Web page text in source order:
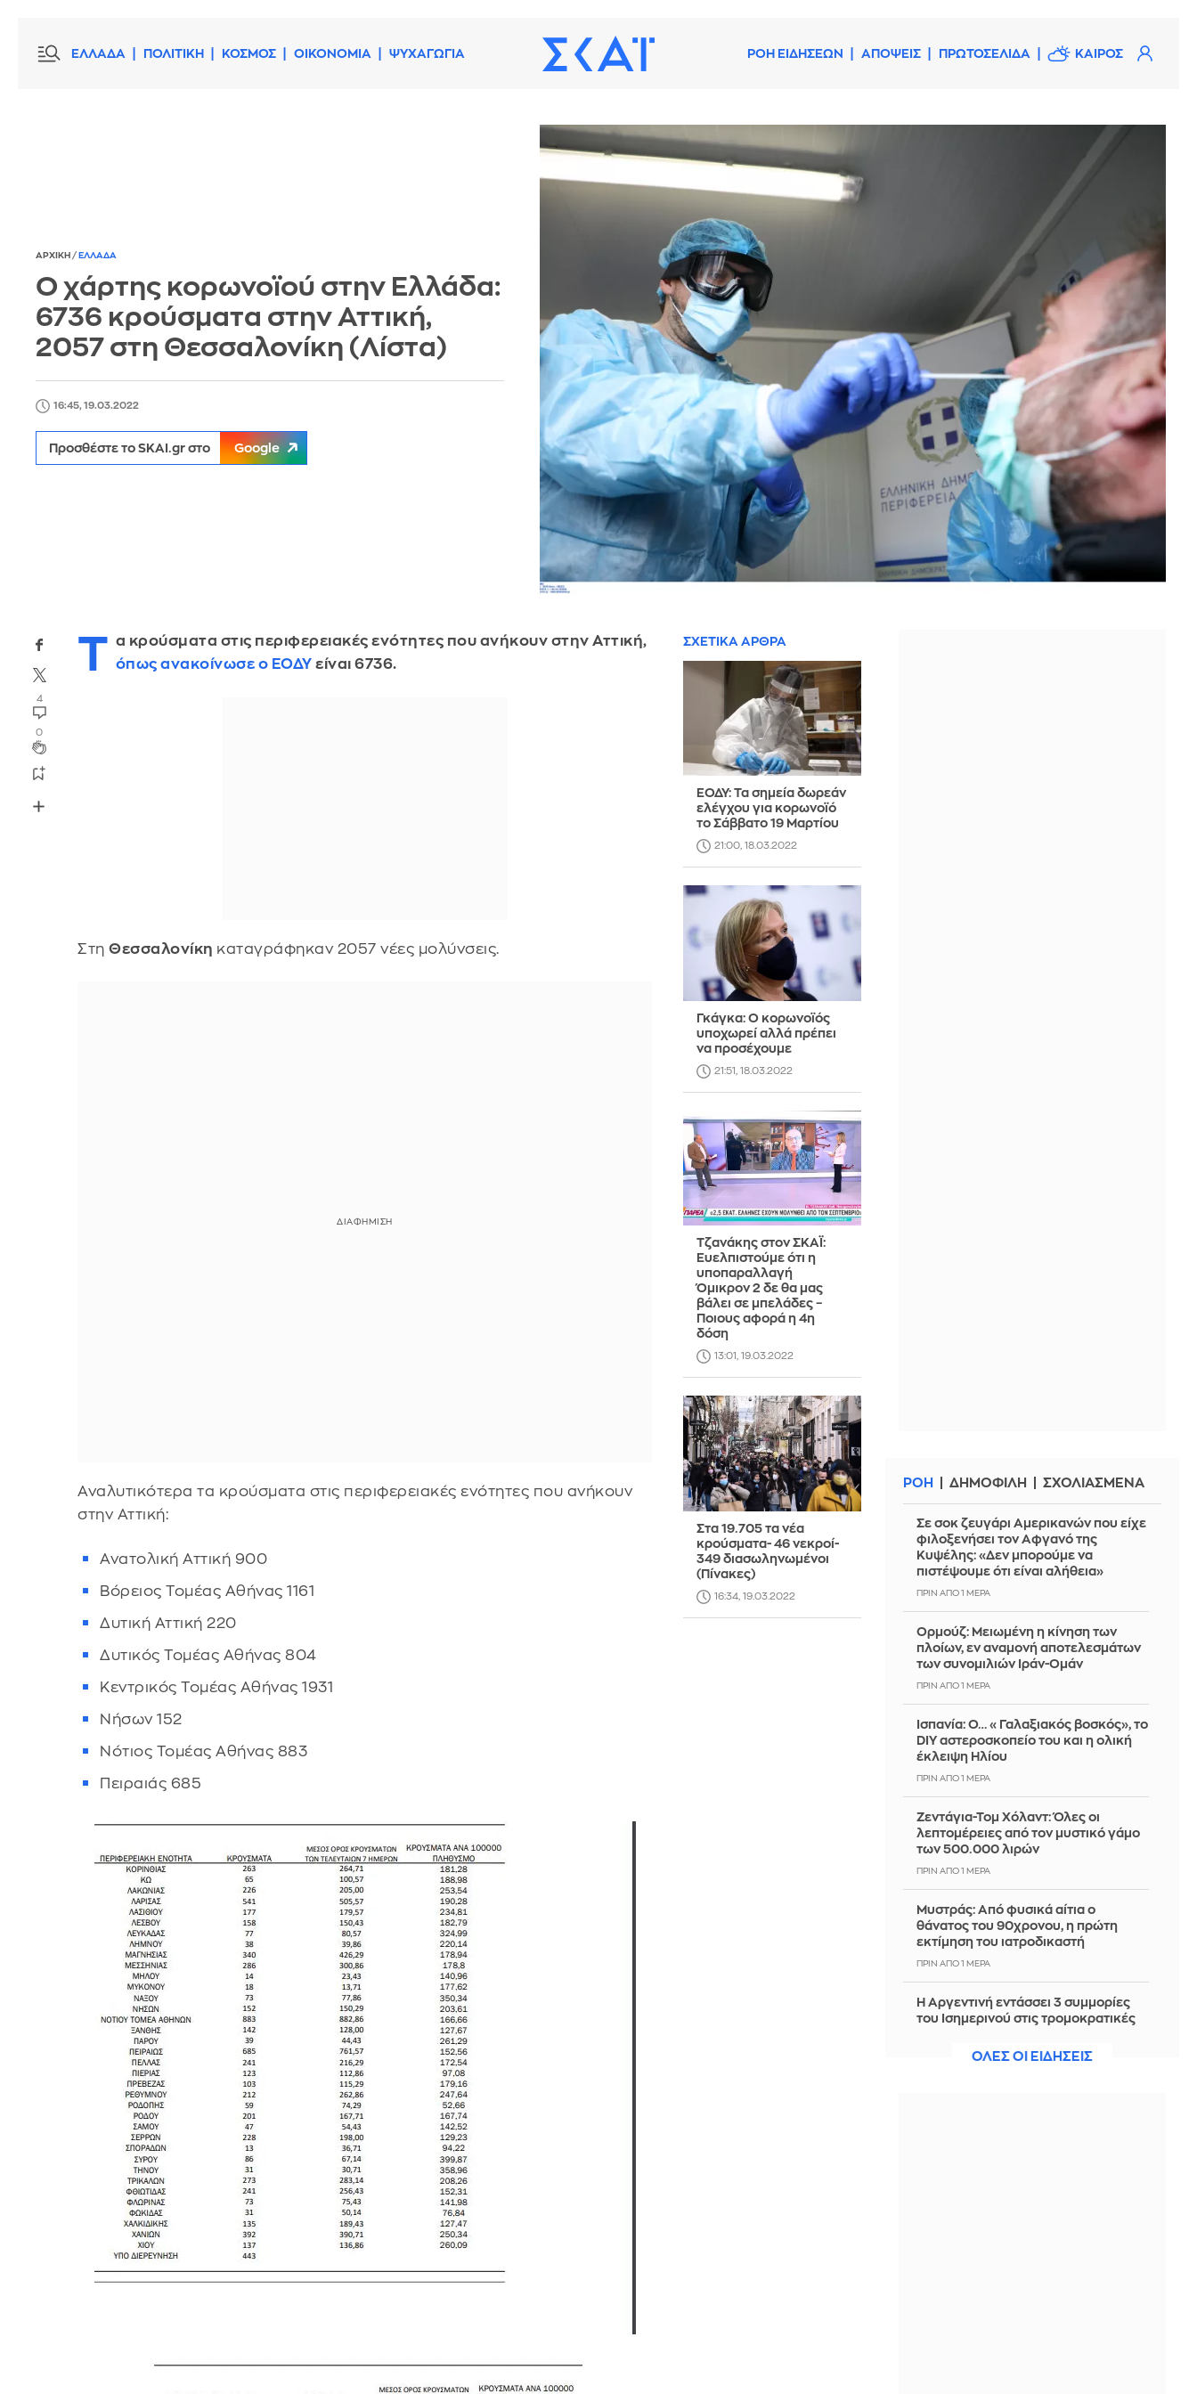
ΕΛΛΑΔΑ ΠΟΛΙΤΙΚΗ ΚΟΣΜΟΣ ΟΙΚΟΝΟΜΙΑ ΨΥΧΑΓΩΓΙΑ ΡΟΗ ΕΙΔΗΣΕΩΝ ΑΠΟΨΕΙΣ ΠΡΩΤΟΣΕΛΙΔΑ ΚΑΙΡΟΣ
ΑΡΧΙΚΗ / ΕΛΛΑΔΑ
Ο χάρτης κορωνοϊού στην Ελλάδα:
6736 κρούσματα στην Αττική,
2057 στη Θεσσαλονίκη (Λίστα)
16:45, 19.03.2022
Προσθέστε το SKAI.gr στο Google
4
0
Τ α κρούσματα στις περιφερειακές ενότητες που ανήκουν στην Αττική,
όπως ανακοίνωσε ο ΕΟΔΥ είναι 6736.
ΣτηΘεσσαλονίκη καταγράφηκαν 2057 νέες μολύνσεις.
Αναλυτικότερα τα κρούσματα στις περιφερειακές ενότητες που ανήκουν
στην Αττική:
Ανατολική Αττική 900
Βόρειος Τομέας Αθήνας 1161
Δυτική Αττική 220
Δυτικός Τομέας Αθήνας 804
Κεντρικός Τομέας Αθήνας 1931
Νήσων 152
Νότιος Τομέας Αθήνας 883
Πειραιάς 685
ΣΧΕΤΙΚΑ ΑΡΘΡΑ
ΕΟΔΥ: Τα σημεία δωρεάν
ελέγχου για κορωνοϊό
το Σάββατο 19 Μαρτίου
21:00, 18.03.2022
Γκάγκα: Ο κορωνοϊός
υποχωρεί αλλά πρέπει
να προσέχουμε
21:51, 18.03.2022
Τζανάκης στον ΣΚΑΪ:
Ευελπιστούμε ότι η
υποπαραλλαγή
Όμικρον 2 δε θα μας
βάλει σε μπελάδες –
Ποιους αφορά η 4η
δόση
13:01, 19.03.2022
Στα 19.705 τα νέα
κρούσματα- 46 νεκροί-
349 διασωληνωμένοι
(Πίνακες)
16:34, 19.03.2022
ΡΟΗ ΔΗΜΟΦΙΛΗ ΣΧΟΛΙΑΣΜΕΝΑ
Σε σοκ ζευγάρι Αμερικανών που είχε
φιλοξενήσει τον Αφγανό της
Κυψέλης: «Δεν μπορούμε να
πιστέψουμε ότι είναι αλήθεια»
ΠΡΙΝ ΑΠΌ 1 ΜΈΡΑ
Ορμούζ: Μειωμένη η κίνηση των
πλοίων, εν αναμονή αποτελεσμάτων
των συνομιλιών Ιράν-Ομάν
ΠΡΙΝ ΑΠΌ 1 ΜΈΡΑ
Ισπανία: Ο… «Γαλαξιακός βοσκός», το
DIY αστεροσκοπείο του και η ολική
έκλειψη Ηλίου
ΠΡΙΝ ΑΠΌ 1 ΜΈΡΑ
Ζεντάγια-Τομ Χόλαντ: Όλες οι
λεπτομέρειες από τον μυστικό γάμο
των 500.000 λιρών
ΠΡΙΝ ΑΠΌ 1 ΜΈΡΑ
Μυστράς: Από φυσικά αίτια ο
θάνατος του 90χρονου, η πρώτη
εκτίμηση του ιατροδικαστή
ΠΡΙΝ ΑΠΌ 1 ΜΈΡΑ
Η Αργεντινή εντάσσει 3 συμμορίες
του Ισημερινού στις τρομοκρατικές
ΠΡΙΝ ΑΠΌ 1 ΜΈΡΑΟΛΕΣ ΟΙ ΕΙΔΗΣΕΙΣ